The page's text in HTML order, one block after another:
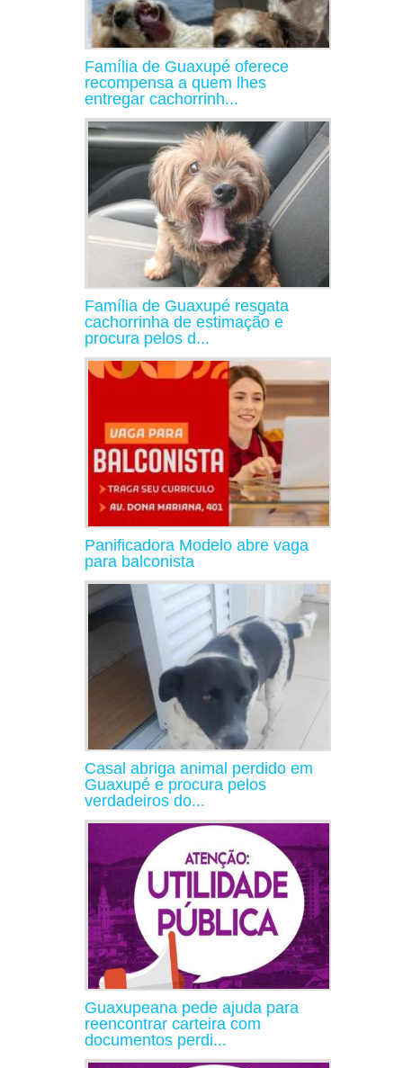
Família de Guaxupé oferece
recompensa a quem lhes
entregar cachorrinh...
Família de Guaxupé resgata
cachorrinha de estimação e
procura pelos d...
Panificadora Modelo abre vaga
para balconista
Casal abriga animal perdido em
Guaxupé e procura pelos
verdadeiros do...
Guaxupeana pede ajuda para
reencontrar carteira com
documentos perdi...